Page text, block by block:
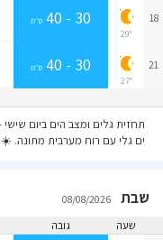
18
29°
30 - 40 ס״מ
21
27°
30 - 40 ס״מ
תחזית גלים ומצב הים ביום שישי
ים גלי עם רוח מערבית מתונה. ☀️ זריחה: 05:57 · שקיעה:
שבת
שעה
גובה